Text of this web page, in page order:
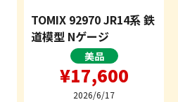
TOMIX 92970 JR14系 鉄
道模型 Nゲージ
美品
¥17,600
2026/6/17